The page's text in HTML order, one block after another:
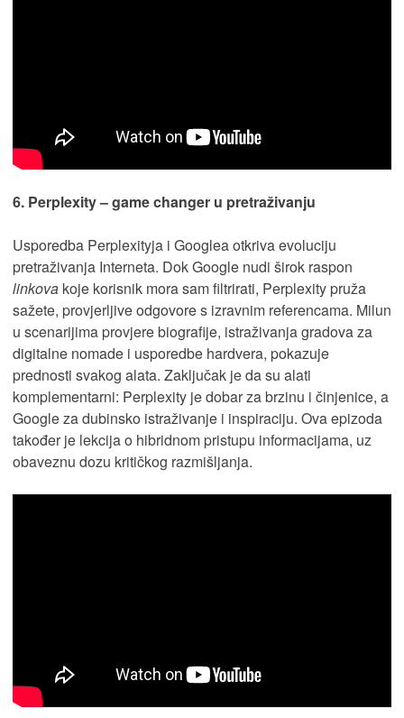
6. Perplexity – game changer u pretraživanju
Usporedba Perplexityja i Googlea otkriva evoluciju
pretraživanja Interneta. Dok Google nudi širok raspon
linkova koje korisnik mora sam filtrirati, Perplexity pruža
sažete, provjerljive odgovore s izravnim referencama. Milun
u scenarijima provjere biografije, istraživanja gradova za
digitalne nomade i usporedbe hardvera, pokazuje
prednosti svakog alata. Zaključak je da su alati
komplementarni: Perplexity je dobar za brzinu i činjenice, a
Google za dubinsko istraživanje i inspiraciju. Ova epizoda
također je lekcija o hibridnom pristupu informacijama, uz
obaveznu dozu kritičkog razmišljanja.